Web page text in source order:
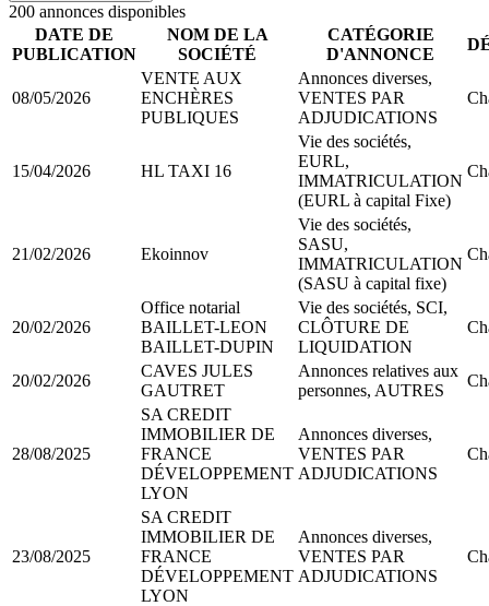
200 annonces disponibles
DATE DE
PUBLICATION
NOM DE LA
SOCIÉTÉ
CATÉGORIE
D'ANNONCE
08/05/2026
VENTE AUX
ENCHÈRES
PUBLIQUES
Annonces diverses,
VENTES PAR
ADJUDICATIONS
15/04/2026 HL TAXI 16
Vie des sociétés,
EURL,
IMMATRICULATION
(EURL à capital Fixe)
21/02/2026 Ekoinnov
Vie des sociétés,
SASU,
IMMATRICULATION
(SASU à capital fixe)
20/02/2026
Office notarial
BAILLET-LEON
BAILLET-DUPIN
Vie des sociétés, SCI,
CLÔTURE DE
LIQUIDATION
20/02/2026
CAVES JULES
GAUTRET
Annonces relatives aux
personnes, AUTRES
28/08/2025
SA CREDIT
IMMOBILIER DE
FRANCE
DÉVELOPPEMENT
LYON
Annonces diverses,
VENTES PAR
ADJUDICATIONS
23/08/2025
SA CREDIT
IMMOBILIER DE
FRANCE
DÉVELOPPEMENT
LYON
Annonces diverses,
VENTES PAR
ADJUDICATIONS